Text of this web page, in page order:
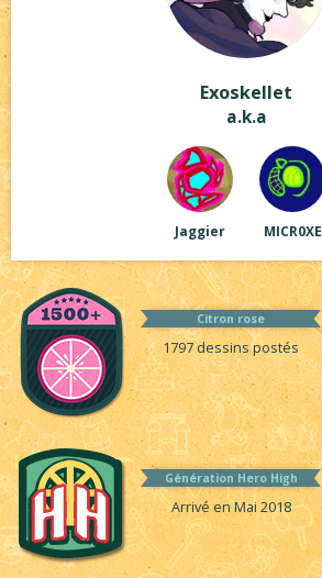
Exoskellet
a.k.a
Jaggier MICR0XE
Citron rose
1797 dessins postés
Génération Hero High
Arrivé en Mai 2018